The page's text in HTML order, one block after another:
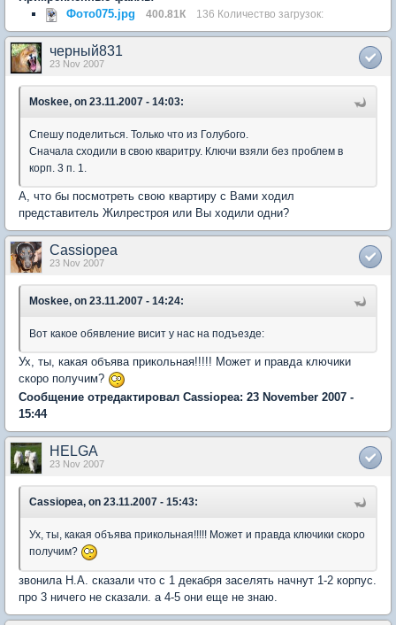
Фото075.jpg
400.81К 136 Количество загрузок:
черный831
23 Nov 2007
Moskee, on 23.11.2007 - 14:03:
Спешу поделиться. Только что из Голубого.
Сначала сходили в свою кваритру. Ключи взяли без проблем в
корп. 3 п. 1.
А, что бы посмотреть свою квартиру с Вами ходил
представитель Жилрестроя или Вы ходили одни?
Cassiopea
23 Nov 2007
Moskee, on 23.11.2007 - 14:24:
Вот какое обявление висит у нас на подъезде:
Ух, ты, какая объява прикольная!!!!! Может и правда ключики
скоро получим?
Сообщение отредактировал Cassiopea: 23 November 2007 -
15:44
HELGA
23 Nov 2007
Cassiopea, on 23.11.2007 - 15:43:
Ух, ты, какая объява прикольная!!!!! Может и правда ключики скоро
получим?
звонила Н.А. сказали что с 1 декабря заселять начнут 1-2 корпус.
про 3 ничего не сказали. а 4-5 они еще не знаю.